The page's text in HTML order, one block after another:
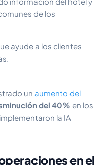
de los
ayude a los clientes
un aumento del
del 40% en los
la IA
en el